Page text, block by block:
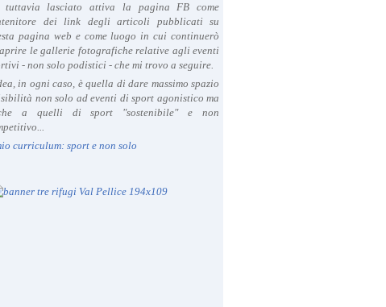
tuttavia lasciato attiva la pagina FB come
dei link degli articoli pubblicati su
pagina web e come luogo in cui continuerò
le gallerie fotografiche relative agli eventi
- non solo podistici - che mi trovo a seguire.
in ogni caso, è quella di dare massimo spazio
non solo ad eventi di sport agonistico ma
a quelli di sport "sostenibile" e non
curriculum: sport e non solo